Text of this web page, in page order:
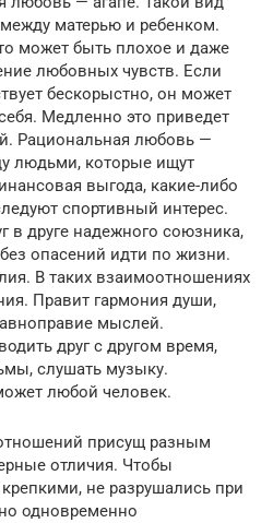
матерью и ребенком.
может быть плохое и даже
любовных чувств. Если
бескорыстно, он может
Медленно это приведет
Рациональная любовь —
людьми, которые ищут
выгода, какие-либо
спортивный интерес.
в друге надежного союзника,
опасений идти по жизни.
В таких взаимоотношениях
Правит гармония души,
мыслей.
друг с другом время,
слушать музыку.
любой человек.
присущ разным
отличия. Чтобы
не разрушались при
одновременно